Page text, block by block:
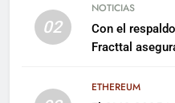
02
NOTICIAS
Con el
Fracttal
ETHEREUM